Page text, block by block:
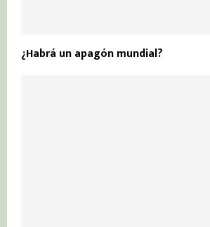
¿Habrá un apagón mundial?